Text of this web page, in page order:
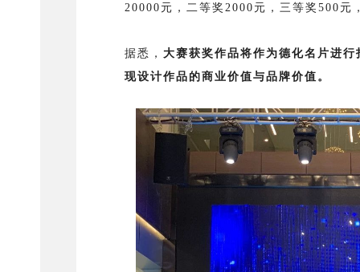
20000元，二等奖2000元，三等奖500元
据悉， 大赛获奖作品将作为德化名片进
现设计作品的商业价值与品牌价值。